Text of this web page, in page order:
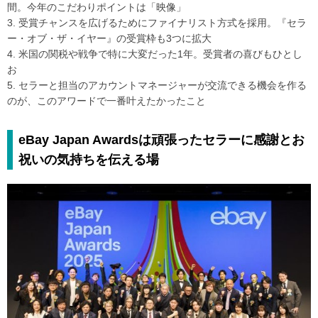
間。今年のこだわりポイントは「映像」
3. 受賞チャンスを広げるためにファイナリスト方式を採用。『セラ
ー・オブ・ザ・イヤー』の受賞枠も3つに拡大
4. 米国の関税や戦争で特に大変だった1年。受賞者の喜びもひとし
お
5. セラーと担当のアカウントマネージャーが交流できる機会を作る
のが、このアワードで一番叶えたかったこと
eBay Japan Awardsは頑張ったセラーに感謝とお
祝いの気持ちを伝える場